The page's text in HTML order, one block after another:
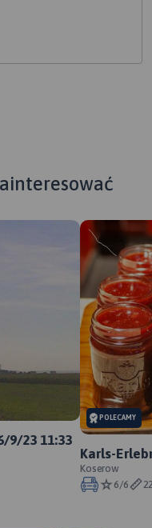
9/23 11:33
POLECAMY
Karls-
Koserow
6/6